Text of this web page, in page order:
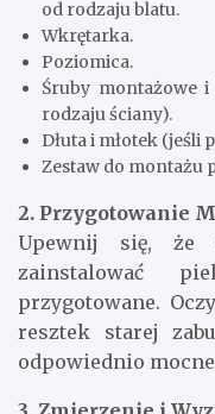
od rodzaju blatu.
Wkrętarka.
Poziomica.
Śruby montażowe
rodzaju ściany).
Dłuta i młotek (jeśli
Zestaw do montażu
2. Przygotowanie
Upewnij się, że
zainstalować
przygotowane.
resztek starej
odpowiednio